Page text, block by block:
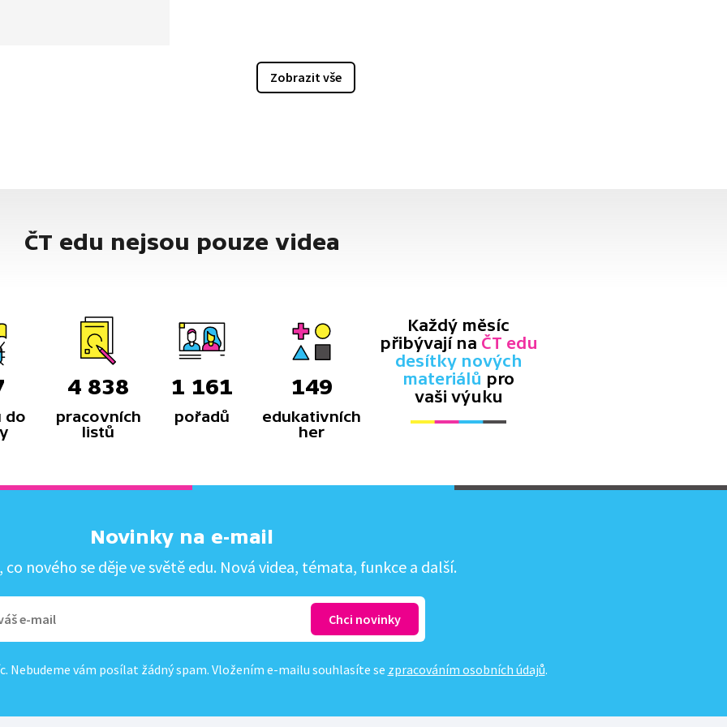
procvičíme a chybět
Zobrazit vše
ČT edu nejsou pouze videa
do
4 838
pracovních
listů
1 161
pořadů
149
edukativních
her
Každý měsíc
přibývají na ČT edu
desítky nových
materiálů pro
vaši výuku
Novinky na e-mail
co nového se děje ve světě edu. Nová videa, témata, funkce a další.
Nebudeme vám posílat žádný spam. Vložením e-mailu souhlasíte se zpracováním osobních údajů.